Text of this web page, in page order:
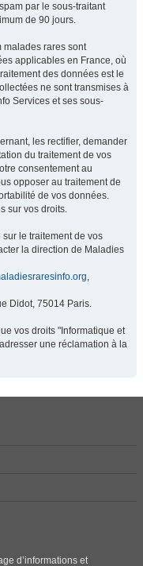
par le sous-traitant
de 90 jours.
malades rares sont
applicables en France, où
des données est le
ne sont transmises à
Services et ses sous-
les rectifier, demander
du traitement de vos
consentement au
opposer au traitement de
de vos données.
sur vos droits.
le traitement de vos
la direction de Maladies
,
Didot, 75014 Paris.
vos droits "Informatique et
une réclamation à la
d’informations et